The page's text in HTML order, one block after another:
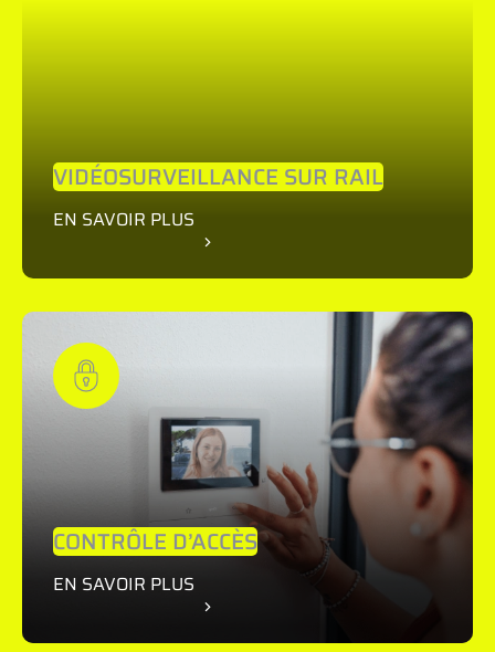
VIDÉOSURVEILLANCE SUR RAIL
EN SAVOIR PLUS
CONTRÔLE D’ACCÈS
EN SAVOIR PLUS